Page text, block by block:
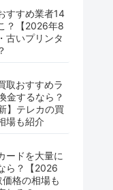
すすめ業者14
？【2026年8
古いプリンタ
取おすすめラ
金するなら？
】テレカの買
場も紹介
ードを大量に
ら？【2026
格の相場も